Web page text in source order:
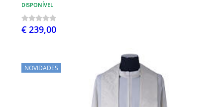
DISPONÍVEL
€ 239,00
NOVIDADES